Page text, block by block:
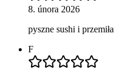
8. února 2026
pyszne sushi i
F